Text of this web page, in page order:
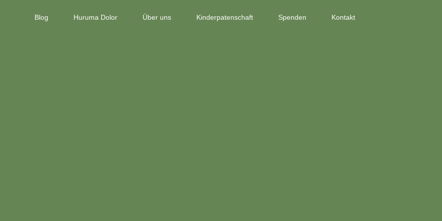
Blog Huruma Dolor Über uns Kinderpatenschaft Spenden Kontakt